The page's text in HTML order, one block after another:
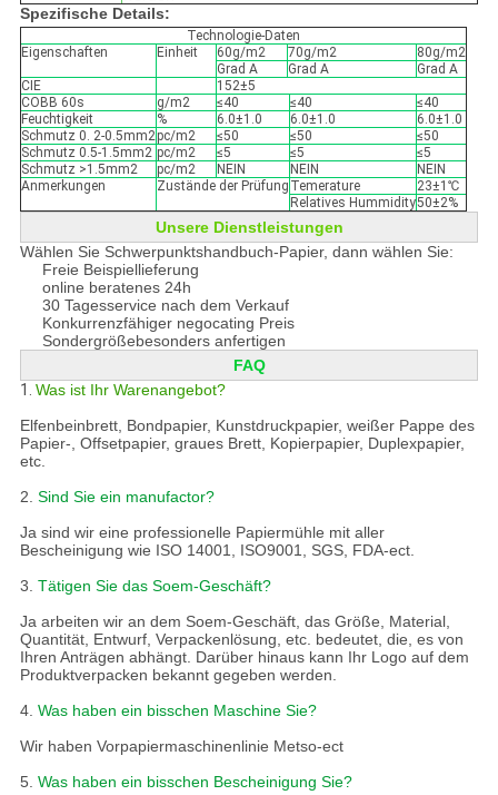
Spezifische Details:
Technologie-Daten
Eigenschaften
Einheit 60g/m2 70g/m2
80g/m2
Grad A
Grad A
Grad A
CIE
152±5
COBB 60s
g/m2 ≤40 ≤40
≤40
Feuchtigkeit
% 6.0±1.0 6.0±1.0
6.0±1.0
Schmutz 0. 2-0.5mm2pc/m2 ≤50 ≤50
≤50
Schmutz 0.5-1.5mm2 pc/m2 ≤5 ≤5
≤5
Schmutz >1.5mm2
pc/m2 NEIN NEIN
NEIN
Anmerkungen
Zustände der Prüfung Temerature
23±1℃
Relatives Hummidity50±2%
Unsere Dienstleistungen
Wählen Sie Schwerpunktshandbuch-Papier, dann wählen Sie:
Freie Beispiellieferung
online beratenes 24h
30 Tagesservice nach dem Verkauf
Konkurrenzfähiger negocating Preis
Sondergrößebesonders anfertigen
FAQ
1. Was ist Ihr Warenangebot?
Elfenbeinbrett, Bondpapier, Kunstdruckpapier, weißer Pappe des
Papier-, Offsetpapier, graues Brett, Kopierpapier, Duplexpapier,
etc.
2. Sind Sie ein manufactor?
Ja sind wir eine professionelle Papiermühle mit aller
Bescheinigung wie ISO 14001, ISO9001, SGS, FDA-ect.
3. Tätigen Sie das Soem-Geschäft?
Ja arbeiten wir an dem Soem-Geschäft, das Größe, Material,
Quantität, Entwurf, Verpackenlösung, etc. bedeutet, die, es von
Ihren Anträgen abhängt. Darüber hinaus kann Ihr Logo auf dem
Produktverpacken bekannt gegeben werden.
4. Was haben ein bisschen Maschine Sie?
Wir haben Vorpapiermaschinenlinie Metso-ect
5. Was haben ein bisschen Bescheinigung Sie?